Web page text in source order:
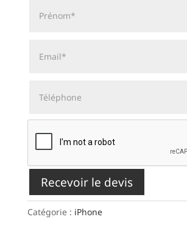
Recevoir le devis
Catégorie : iPhone